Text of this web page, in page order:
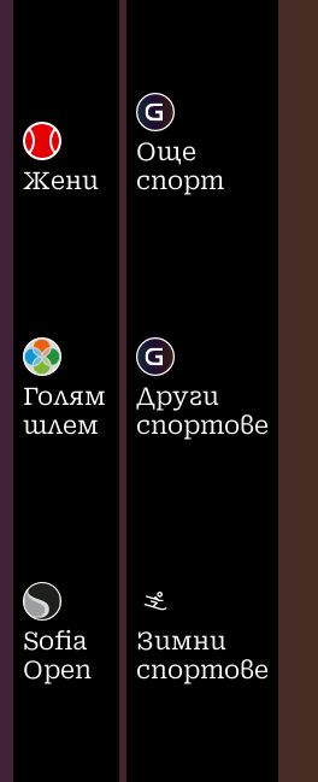
Жени
Голям
шлем
Sofia
Open
Още
спорт
Други
спортове
Зимни
спортове